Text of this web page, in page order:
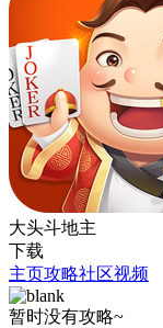
大头斗地主
下载
主页攻略社区视频
暂时没有攻略~